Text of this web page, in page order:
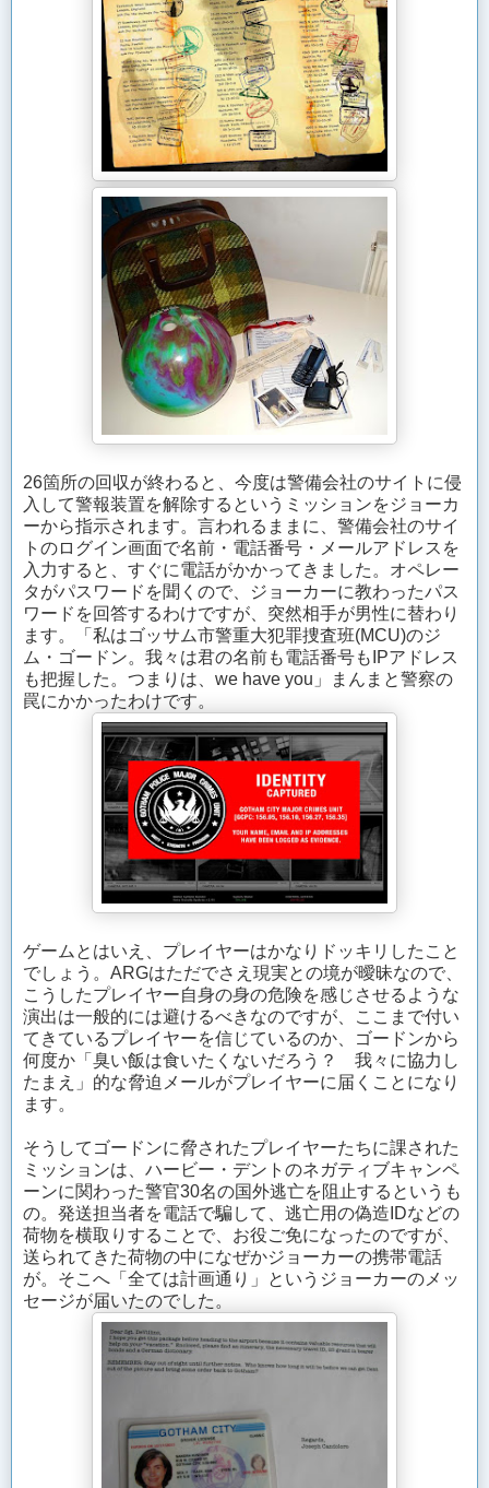
26箇所の回収が終わると、今度は警備会社のサイトに侵
入して警報装置を解除するというミッションをジョーカ
ーから指示されます。言われるままに、警備会社のサイ
トのログイン画面で名前・電話番号・メールアドレスを
入力すると、すぐに電話がかかってきました。オペレー
タがパスワードを聞くので、ジョーカーに教わったパス
ワードを回答するわけですが、突然相手が男性に替わり
ます。「私はゴッサム市警重大犯罪捜査班(MCU)のジ
ム・ゴードン。我々は君の名前も電話番号もIPアドレス
も把握した。つまりは、we have you」まんまと警察の
罠にかかったわけです。
ゲームとはいえ、プレイヤーはかなりドッキリしたこと
でしょう。ARGはただでさえ現実との境が曖昧なので、
こうしたプレイヤー自身の身の危険を感じさせるような
演出は一般的には避けるべきなのですが、ここまで付い
てきているプレイヤーを信じているのか、ゴードンから
何度か「臭い飯は食いたくないだろう？ 我々に協力し
たまえ」的な脅迫メールがプレイヤーに届くことになり
ます。
そうしてゴードンに脅されたプレイヤーたちに課された
ミッションは、ハービー・デントのネガティブキャンペ
ーンに関わった警官30名の国外逃亡を阻止するというも
の。発送担当者を電話で騙して、逃亡用の偽造IDなどの
荷物を横取りすることで、お役ご免になったのですが、
送られてきた荷物の中になぜかジョーカーの携帯電話
が。そこへ「全ては計画通り」というジョーカーのメッ
セージが届いたのでした。